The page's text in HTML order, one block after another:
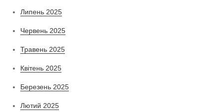
Липень 2025
Червень 2025
Травень 2025
Квітень 2025
Березень 2025
Лютий 2025